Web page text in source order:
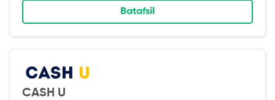
Batafsil
CASH U